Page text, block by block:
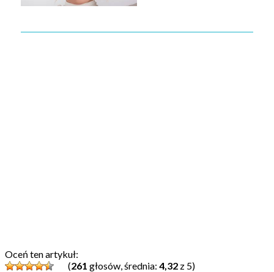
Oceń ten artykuł:
(261 głosów, średnia: 4,32 z 5)